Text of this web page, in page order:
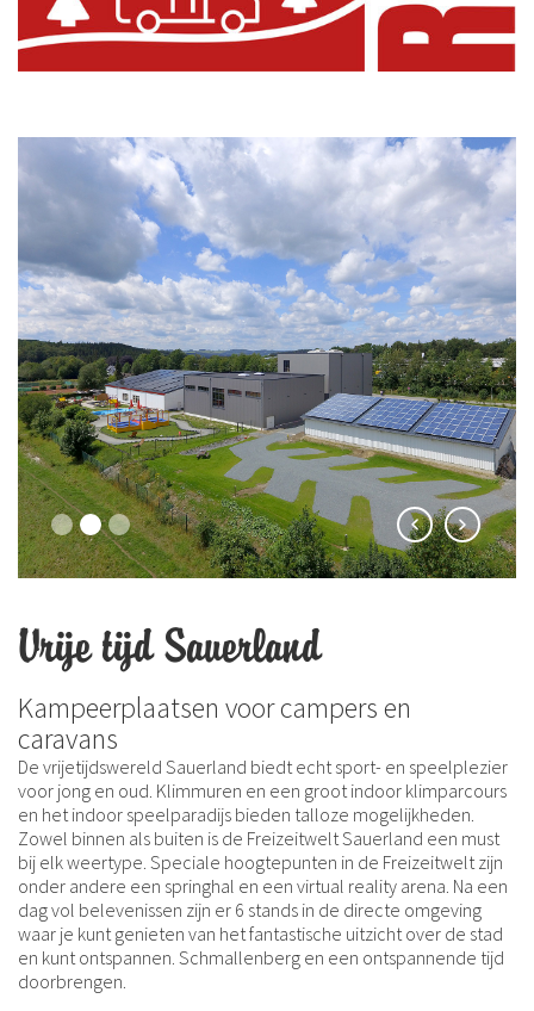
Vrije tijd Sauerland
Kampeerplaatsen voor campers en
caravans
De vrijetijdswereld Sauerland biedt echt sport- en speelplezier
voor jong en oud. Klimmuren en een groot indoor klimparcours
en het indoor speelparadijs bieden talloze mogelijkheden.
Zowel binnen als buiten is de Freizeitwelt Sauerland een must
bij elk weertype. Speciale hoogtepunten in de Freizeitwelt zijn
onder andere een springhal en een virtual reality arena. Na een
dag vol belevenissen zijn er 6 stands in de directe omgeving
waar je kunt genieten van het fantastische uitzicht over de stad
en kunt ontspannen. Schmallenberg en een ontspannende tijd
doorbrengen.